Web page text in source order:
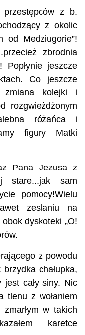
z b.
z okolic
od Medziugorie”!
zbrodnia
jeszcze
Co jeszcze
zmiana kolejki i
rozgwieżdżonym
różańca i
figury Matki
Pana Jezusa z
stare...jak sam
pomocy!Wielu
zesłaniu na
dyskoteki „O!
z powodu
chałupka,
jest cały siny. Nic
tlenu z wołaniem
zmarłym w takich
karetce